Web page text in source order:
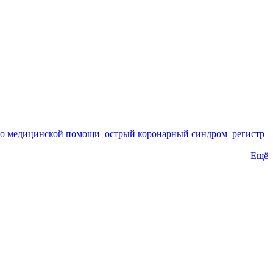
медицинской помощи острый коронарный синдром регистр
Ещё